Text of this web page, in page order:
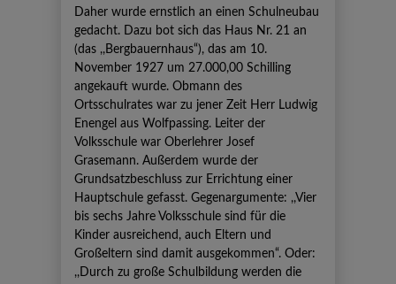
Daher wurde ernstlich an einen Schulneubau
gedacht. Dazu bot sich das Haus Nr. 21 an
(das ,,Bergbauernhaus“), das am 10.
November 1927 um 27.000,00 Schilling
angekauft wurde. Obmann des
Ortsschulrates war zu jener Zeit Herr Ludwig
Enengel aus Wolfpassing. Leiter der
Volksschule war Oberlehrer Josef
Grasemann. Außerdem wurde der
Grundsatzbeschluss zur Errichtung einer
Hauptschule gefasst. Gegenargumente: ,,Vier
bis sechs Jahre Volksschule sind für die
Kinder ausreichend, auch Eltern und
Großeltern sind damit ausgekommen“. Oder:
,,Durch zu große Schulbildung werden die